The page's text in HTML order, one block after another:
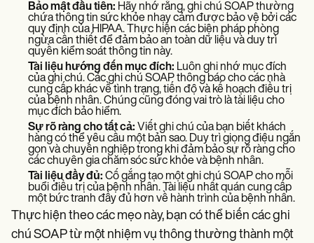
Bảo mật đầu tiên: Hãy nhớ rằng, ghi chú SOAP thường
chứa thông tin sức khỏe nhạy cảm được bảo vệ bởi các
quy định của HIPAA. Thực hiện các biện pháp phòng
ngừa cần thiết để đảm bảo an toàn dữ liệu và duy trì
quyền kiểm soát thông tin này.
Tài liệu hướng đến mục đích: Luôn ghi nhớ mục đích
của ghi chú. Các ghi chú SOAP thông báo cho các nhà
cung cấp khác về tình trạng, tiến độ và kế hoạch điều trị
của bệnh nhân. Chúng cũng đóng vai trò là tài liệu cho
mục đích bảo hiểm.
Sự rõ ràng cho tất cả: Viết ghi chú của bạn biết khách
hàng có thể yêu cầu một bản sao. Duy trì giọng điệu ngắn
gọn và chuyên nghiệp trong khi đảm bảo sự rõ ràng cho
các chuyên gia chăm sóc sức khỏe và bệnh nhân.
Tài liệu đầy đủ: Cố gắng tạo một ghi chú SOAP cho mỗi
buổi điều trị của bệnh nhân. Tài liệu nhất quán cung cấp
một bức tranh đầy đủ hơn về hành trình của bệnh nhân.
Thực hiện theo các mẹo này, bạn có thể biến các ghi
chú SOAP từ một nhiệm vụ thông thường thành một